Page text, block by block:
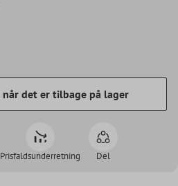
det er tilbage på lager
Prisfaldsunderretning Del